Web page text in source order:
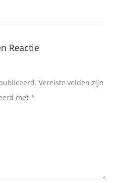
Reactie
Vereiste velden zijn
met *